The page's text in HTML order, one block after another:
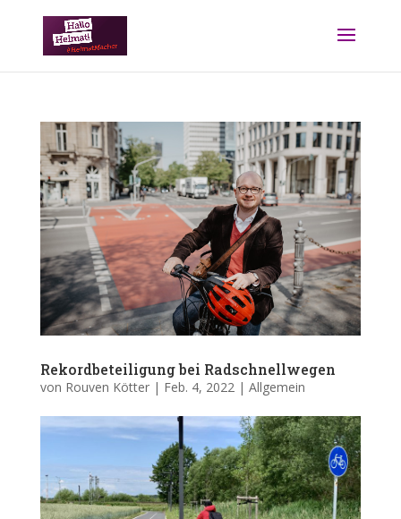
Rekordbeteiligung bei Radschnellwegen
von Rouven Kötter| Feb. 4, 2022| Allgemein